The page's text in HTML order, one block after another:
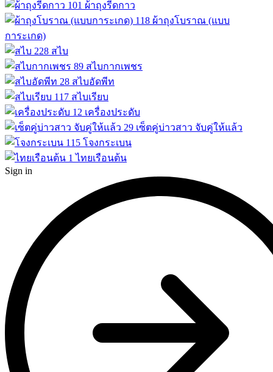
101 ผ้าถุงรีดกาว
118 ผ้าถุงโบราณ (แบบ
การะเกด)
228 สไบ
89 สไบกากเพชร
28 สไบอัดพีท
117 สไบเรียบ
12 เครื่องประดับ
29 เซ็ตคู่บ่าวสาว จับคู่ให้แล้ว
115 โจงกระเบน
1 ไทยเรือนต้น
Sign in